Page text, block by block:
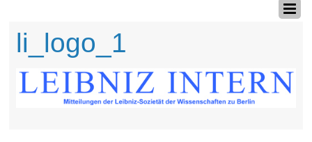
li_logo_1